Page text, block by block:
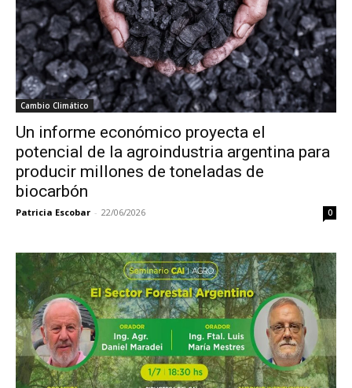
Cambio Climático
Un informe económico proyecta el
potencial de la agroindustria argentina para
producir millones de toneladas de
biocarbón
Patricia Escobar - 22/06/2026 0